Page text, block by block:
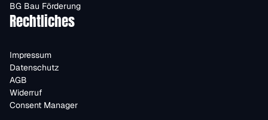
BG Bau Förderung
Rechtliches
Impressum
Datenschutz
AGB
Widerruf
Consent Manager